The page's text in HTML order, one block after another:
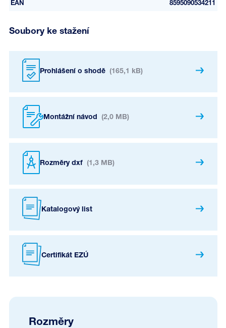
EAN 8595090534211
Soubory ke stažení
Prohlášení o shodě (165,1 kB)
Montážní návod (2,0 MB)
Rozměry dxf (1,3 MB)
Katalogový list
Certifikát EZÚ
Rozměry